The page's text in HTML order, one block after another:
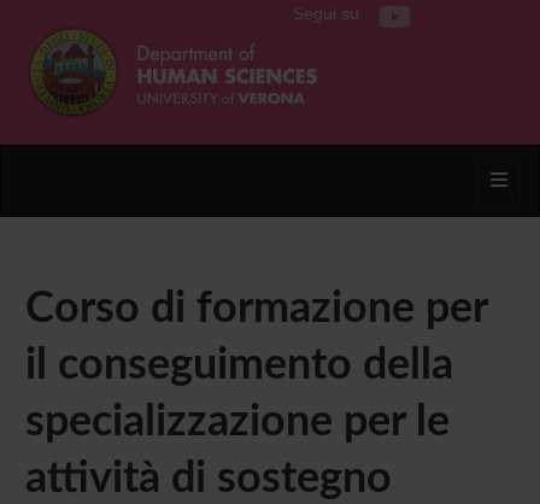
Segui su
Corso di formazione per
il conseguimento della
specializzazione per le
attività di sostegno